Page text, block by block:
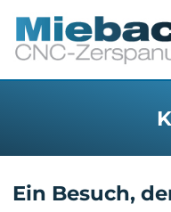
Ein Besuch,